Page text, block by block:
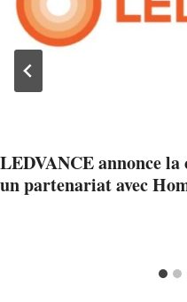
LEDVANCE annonce
un partenariat avec